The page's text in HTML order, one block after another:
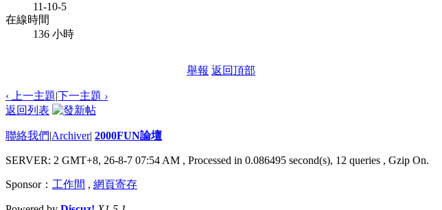
11-10-5
在線時間
136 小時
舉報 返回頂部
‹ 上一主題|下一主題 ›
返回列表
聯絡我們|Archiver| 2000FUN論壇
SERVER: 2 GMT+8, 26-8-7 07:54 AM , Processed in 0.086495 second(s), 12 queries , Gzip On.
Sponsor： 工作間 , 網頁寄存